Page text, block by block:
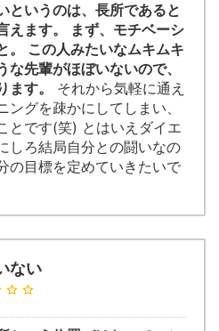
というのは、長所であると
えます。 まず、モチベーシ
。 この人みたいなムキムキ
先輩がほぼいないので、
す。
それから気軽に通え
ングを疎かにしてしまい、
とです(笑) とはいえダイエ
しろ結局自分との闘いなの
の目標を定めていきたいで
ない